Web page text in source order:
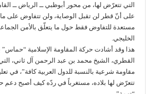
التي تتعرّض لها، من محور أبوظبي ــ الرياض ــ
على أنّ قطر لن تقبل الوصاية، ولن تتفاوض على ما
مستعدة للتفاوض فقط حول ما يتعلّق بالأمن
الخليجي.
هذا وقد أشادت حركة المقاومة الإسلامية “حماس”
القطري، الشيخ محمد بن عبد الرحمن آل ثاني،
مقاومة شرعية بالنسبة للدول العربية كافة”، في
تتعرّض لها بلاده، مستغرباً في ردّه كيف أصبح دعم